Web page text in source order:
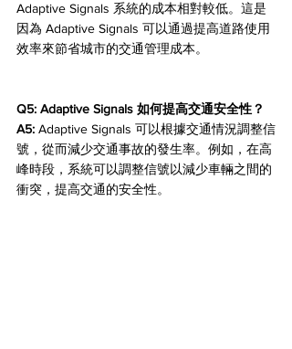
Adaptive Signals 系統的成本相對較低。這是
因為 Adaptive Signals 可以通過提高道路使用
效率來節省城市的交通管理成本。
Q5: Adaptive Signals 如何提高交通安全性？
A5: Adaptive Signals 可以根據交通情況調整信
號，從而減少交通事故的發生率。例如，在高
峰時段，系統可以調整信號以減少車輛之間的
衝突，提高交通的安全性。